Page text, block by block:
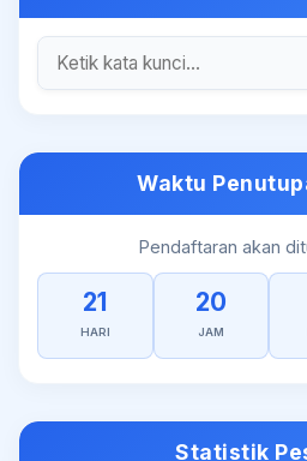
Waktu
Pendaftaran akan
21
HARI
20
JAM
Statistik